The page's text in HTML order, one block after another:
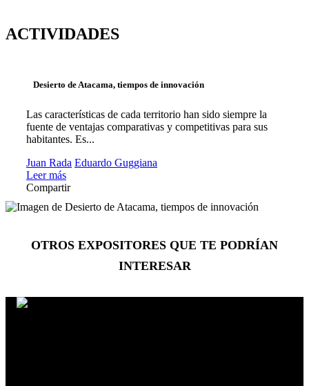
ACTIVIDADES
Desierto de Atacama, tiempos de innovación
Las características de cada territorio han sido siempre la
fuente de ventajas comparativas y competitivas para sus
habitantes. Es...
Juan Rada Eduardo Guggiana
Leer más
Compartir
OTROS EXPOSITORES QUE TE PODRÍAN
INTERESAR